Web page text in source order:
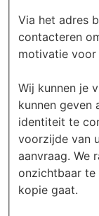
Via het adres
contacteren
motivatie voor
Wij kunnen je
kunnen geven
identiteit te
voorzijde van
aanvraag. We
onzichtbaar te
kopie gaat.